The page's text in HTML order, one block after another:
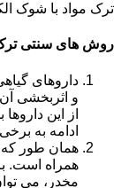
ترک مواد با شوک
روش های سنتی ترک
داروهای
و اثربخشی
از این
ادامه به
همان طور که
همراه است.
مخدر، می